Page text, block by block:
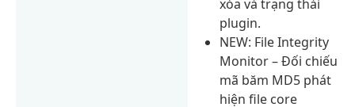
xóa và trạng thái
plugin.
NEW: File Integrity
Monitor – Đối chiếu
mã băm MD5 phát
hiện file core